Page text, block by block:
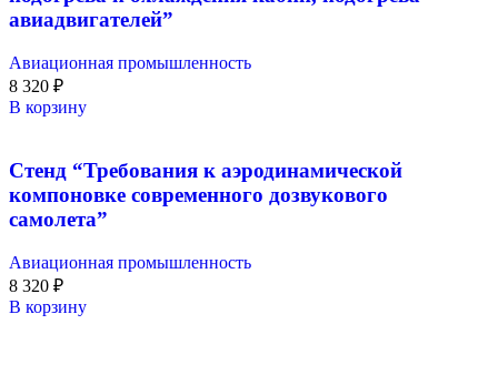
авиадвигателей”
Авиационная промышленность
8 320 ₽
В корзину
Стенд “Требования к аэродинамической
компоновке современного дозвукового
самолета”
Авиационная промышленность
8 320 ₽
В корзину